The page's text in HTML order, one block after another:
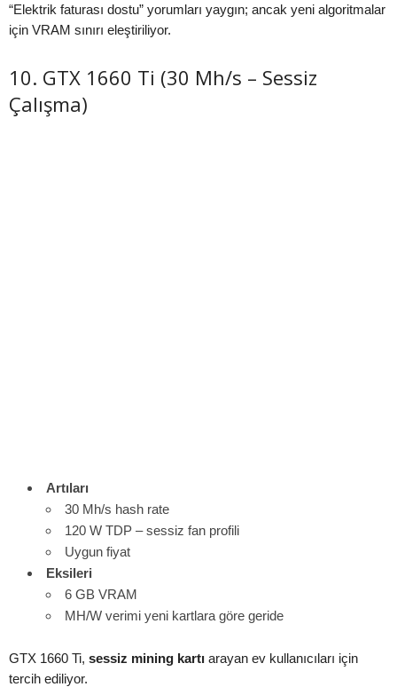
“Elektrik faturası dostu” yorumları yaygın; ancak yeni algoritmalar
için VRAM sınırı eleştiriliyor.
10. GTX 1660 Ti (30 Mh/s – Sessiz
Çalışma)
Artıları
30 Mh/s hash rate
120 W TDP – sessiz fan profili
Uygun fiyat
Eksileri
6 GB VRAM
MH/W verimi yeni kartlara göre geride
GTX 1660 Ti, sessiz mining kartı arayan ev kullanıcıları için
tercih ediliyor.